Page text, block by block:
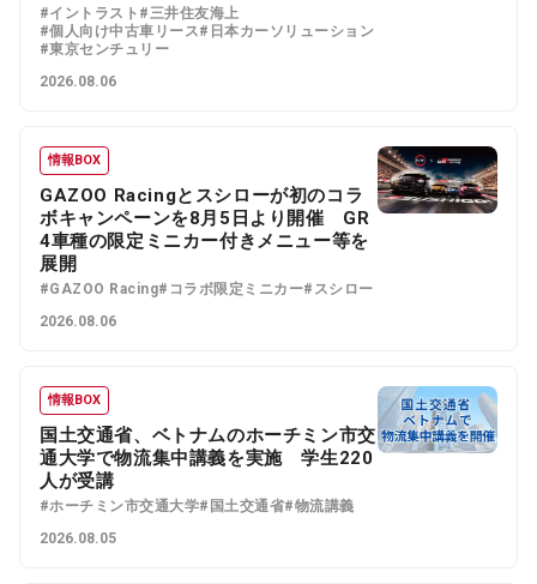
#イントラスト #三井住友海上
#個人向け中古車リース#日本カーソリューション
#東京センチュリー
2026.08.06
情報BOX
GAZOO Racingとスシローが初のコラ
ボキャンペーンを8月5日より開催 GR
4車種の限定ミニカー付きメニュー等を
展開
#GAZOO Racing#コラボ限定ミニカー#スシロー
2026.08.06
情報BOX
国土交通省、ベトナムのホーチミン市交
通大学で物流集中講義を実施 学生220
人が受講
#ホーチミン市交通大学#国土交通省#物流講義
2026.08.05